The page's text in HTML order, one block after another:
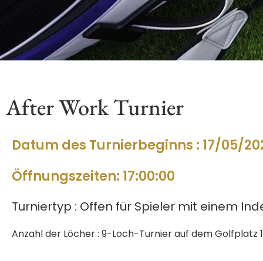
After Work Turnier
Datum des Turnierbeginns : 17/05/
Öffnungszeiten: 17:00:00
Turniertyp : Offen für Spieler mit einem
Anzahl der Löcher : 9-Loch-Turnier auf dem Golfplatz